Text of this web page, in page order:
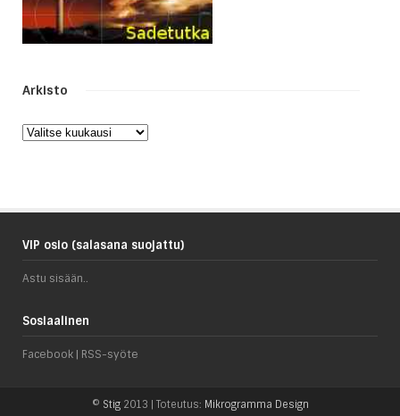
Arkisto
Arkisto
VIP osio (salasana suojattu)
Astu sisään..
Sosiaalinen
Facebook | RSS-syöte
© Stig2013 | Toteutus: Mikrogramma Design